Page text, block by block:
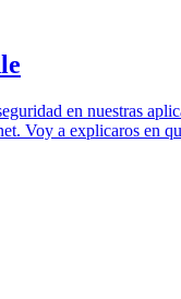
en nuestras
Voy a explicaros en